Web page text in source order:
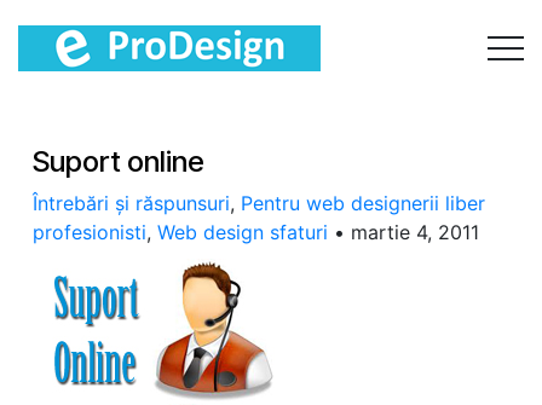
Suport online
Întrebări și răspunsuri, Pentru web designerii liber
profesionisti, Web design sfaturi • martie 4, 2011